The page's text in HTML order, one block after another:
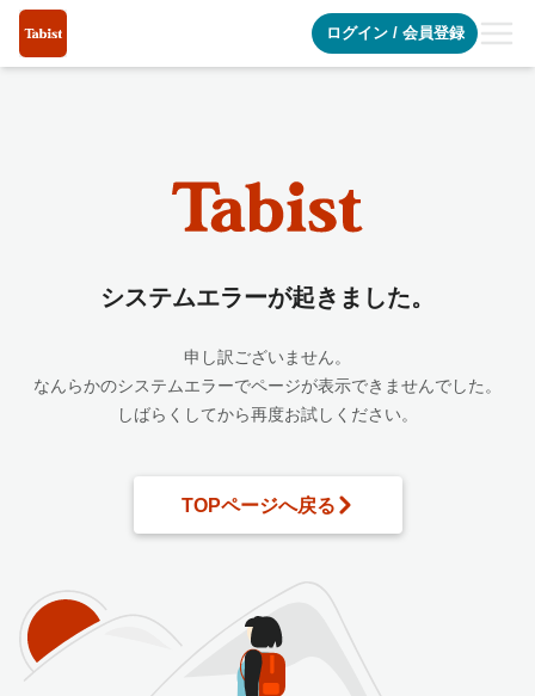
ログイン/ 会員登録
システムエラーが起きました。
申し訳ございません。
なんらかのシステムエラーでページが表示できませんでした。
しばらくしてから再度お試しください。
TOPページへ戻る
システムエラーが起きました